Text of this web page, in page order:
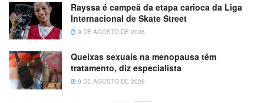
Rayssa é campeã da etapa carioca da Liga
Internacional de Skate Street
9 DE AGOSTO DE 2026
Queixas sexuais na menopausa têm
tratamento, diz especialista
9 DE AGOSTO DE 2026